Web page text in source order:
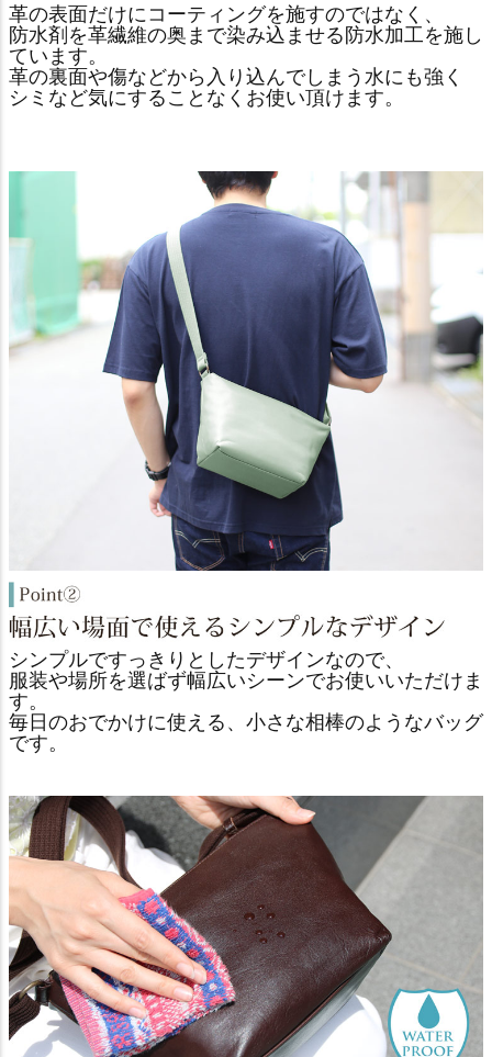
革の表面だけにコーティングを施すのではなく、
防水剤を革繊維の奥まで染み込ませる防水加工を施し
ています。
革の裏面や傷などから入り込んでしまう水にも強く
シミなど気にすることなくお使い頂けます。
シンプルですっきりとしたデザインなので、
服装や場所を選ばず幅広いシーンでお使いいただけま
す。
毎日のおでかけに使える、小さな相棒のようなバッグ
です。